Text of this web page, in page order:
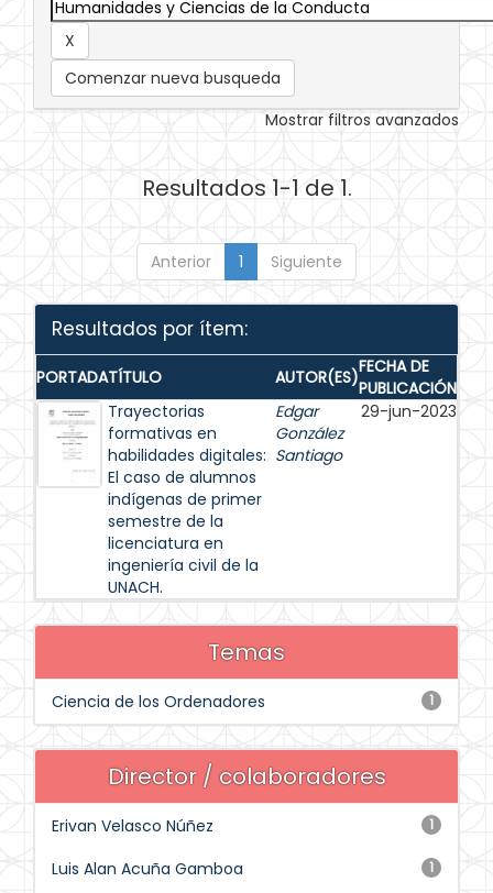
Comenzar nueva busqueda
Mostrar filtros avanzados
Resultados 1-1 de 1.
Anterior 1 Siguiente
Resultados por ítem:
PORTADATÍTULO AUTOR(ES)FECHA DE
PUBLICACIÓN
Trayectorias
formativas en
habilidades digitales:
El caso de alumnos
indígenas de primer
semestre de la
licenciatura en
ingeniería civil de la
UNACH.
Edgar
González
Santiago
29-jun-2023
Temas
1
Ciencia de los Ordenadores
Director / colaboradores
1
Erivan Velasco Núñez
1
Luis Alan Acuña Gamboa